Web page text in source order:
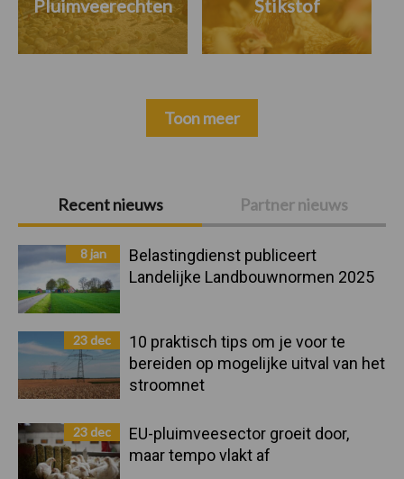
Primaire
Sidebar
Recent nieuws Partner nieuws
8 jan
Belastingdienst publiceert
Landelijke Landbouwnormen 2025
23 dec
10 praktisch tips om je voor te
bereiden op mogelijke uitval van het
stroomnet
23 dec
EU-pluimveesector groeit door,
maar tempo vlakt af
Pluimveerechten Stikstof
Toon meer